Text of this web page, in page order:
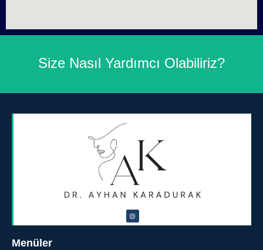
Size Nasıl Yardımcı Olabiliriz?
Menüler